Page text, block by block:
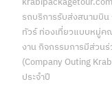
รถบริการรับส่งสนามบิน
ทัวร์ ท่องเที่ยวแบบหมู่
งาน กิจกรรมการมีส่วน
(Company Outing
ประจำปี